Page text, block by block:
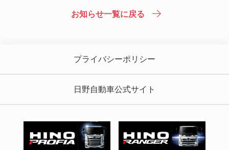
お知らせ一覧に戻る
プライバシーポリシー
日野自動車公式サイト